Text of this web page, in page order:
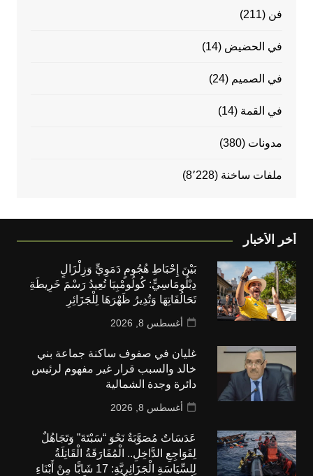
فن (211)
في الحضيض (14)
في الصميم (24)
في القمة (14)
مدونات (380)
ملفات ساخنة (8٬228)
أخر الأخبار
بَيْنَ إِحْبَاطِ هُجُومٍ دَمَوِيٍّ وَزِلْزَالٍ
دِبْلُومَاسِيٍّ: كُولُومْبِيَا تُعِيدُ رَسْمَ خَرِيطَةِ
تَحَالُفَاتِهَا وَتُدِيرُ ظَهْرَهَا لِلْجَزَائِرِ
أغسطس 8, 2026
غليان في صفوف ساكنة جماعة بني
خالد والسبب قرار غير مفهوم لرئيس
دائرة وجدة الشمالية
أغسطس 8, 2026
عَدَسَاتٌ مُصَوَّبَةٌ نَحْوَ “سَبْتَةَ” وَتَجَاهُلٌ
لِفَوَاجِعِ الدَّاخِلِ.. الْمُفَارَقَةُ الْقَاتِلَةُ
لِلسِّيَاسَةِ الْجَزَائِرِيَّةِ: 17 شَابًّا مِنْ أَبْنَاءِ